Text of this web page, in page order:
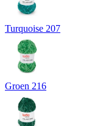
Turquoise 207
Groen 216